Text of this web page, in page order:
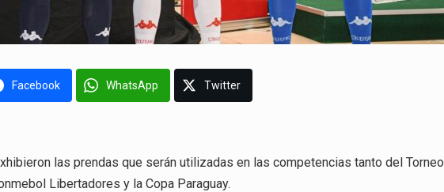
Facebook WhatsApp Twitter
las prendas que serán utilizadas en las competencias tanto del Torneo
Libertadores y la Copa Paraguay.